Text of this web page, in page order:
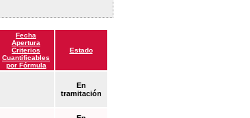
Fecha
Apertura
Criterios
Cuantificables
por Fórmula
Estado
En
tramitación